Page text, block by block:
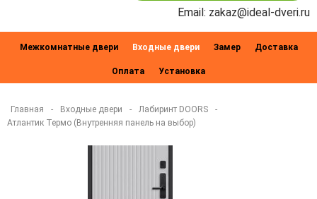
Email: zakaz@ideal-dveri.ru
Межкомнатные двери Входные двери Замер Доставка
Оплата Установка
Главная - Входные двери - Лабиринт DOORS
-
Атлантик Термо (Внутренняя панель на выбор)